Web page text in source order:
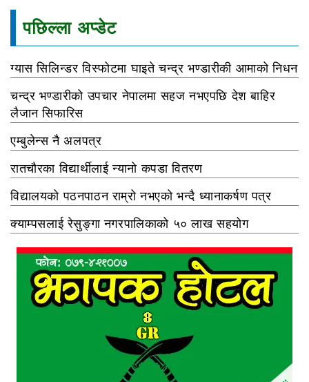
पछिल्ला अप्डेट
ग्यास सिलिन्डर विस्फोटमा घाइते चन्द्र भण्डारीकी आमाको निधन
चन्द्र भण्डारीको उपचार नेपालमा सहज नभएपछि देश बाहिर
लैजान सिफारिस
एम्बुलेन्स नै अलपत्र
रातचौरका विद्यार्थीलाई न्यानो कपडा वितरण
विद्यालयको पठनपाठन राम्रो नभएको भन्दै ध्यानाकर्षण पत्र
क्याम्पसलाई रेसुङ्गा नगरपालिकाको ५० लाख सहयोग